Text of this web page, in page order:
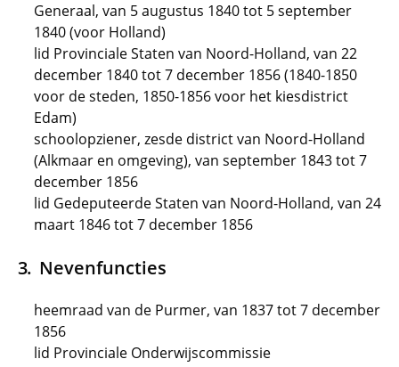
Generaal, van 5 augustus 1840 tot 5 september
1840 (voor Holland)
lid Provinciale Staten van Noord-Holland, van 22
december 1840 tot 7 december 1856 (1840-1850
voor de steden, 1850-1856 voor het kiesdistrict
Edam)
schoolopziener, zesde district van Noord-Holland
(Alkmaar en omgeving), van september 1843 tot 7
december 1856
lid Gedeputeerde Staten van Noord-Holland, van 24
maart 1846 tot 7 december 1856
Nevenfuncties
heemraad van de Purmer, van 1837 tot 7 december
1856
lid Provinciale Onderwijscommissie